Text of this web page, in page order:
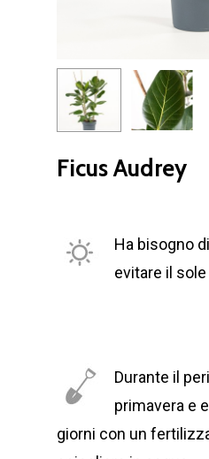
Ficus Audrey
Ha bisogno
evitare il
Durante il
primavera e
giorni con un